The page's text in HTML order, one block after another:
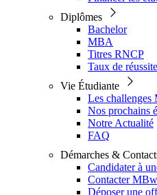
Diplômes
Bachelor
MBA
Titres RNCP
Taux de
Vie Étudiante
Les challenges
Nos prochains
Notre Actualité
FAQ
Démarches &
Candidater à
Contacter
Déposer une